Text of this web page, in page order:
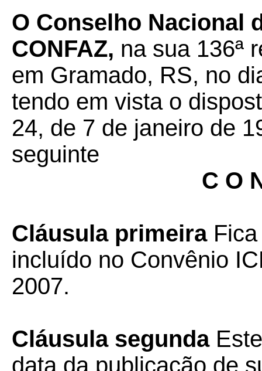
O Conselho Nacional
CONFAZ, na sua 136ª
em Gramado, RS, no
tendo em vista o
24, de 7 de janeiro de
seguinte
C O
Cláusula primeiraFica
incluído no Convênio
2007.
Cláusula segunda
data da publicação de